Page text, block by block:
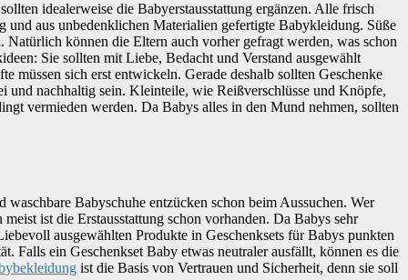
idealerweise die Babyerstausstattung ergänzen. Alle frisch
aus unbedenklichen Materialien gefertigte Babykleidung. Süße
können die Eltern auch vorher gefragt werden, was schon
Sie sollten mit Liebe, Bedacht und Verstand ausgewählt
sich erst entwickeln. Gerade deshalb sollten Geschenke
nachhaltig sein. Kleinteile, wie Reißverschlüsse und Knöpfe,
vermieden werden. Da Babys alles in den Mund nehmen, sollten
Babyschuhe entzücken schon beim Aussuchen. Wer
ist die Erstausstattung schon vorhanden. Da Babys sehr
ausgewählten Produkte in Geschenksets für Babys punkten
Falls ein Geschenkset Baby etwas neutraler ausfällt, können es die
ist die Basis von Vertrauen und Sicherheit, denn sie soll